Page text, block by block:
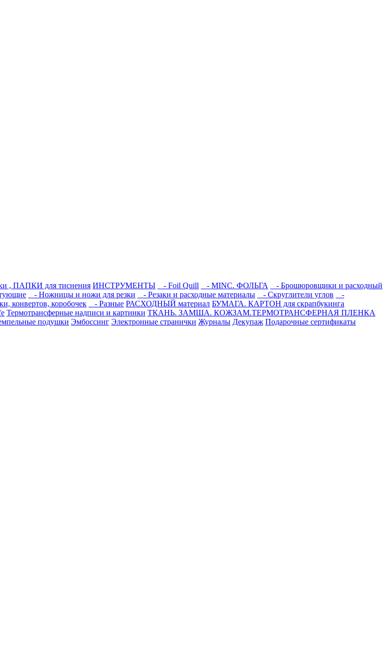
, ПАПКИ для тиснения ИНСТРУМЕНТЫ - Foil Quill - MINC. ФОЛЬГА
- Брошюровщики и расходный
- Ножницы и ножи для резки - Резаки и расходные материалы - Скруглители углов
-
конвертов, коробочек - Разные РАСХОДНЫЙ материал БУМАГА. КАРТОН для скрапбукинга
Термотрансферные надписи и картинки ТКАНЬ. ЗАМША. КОЖЗАМ.ТЕРМОТРАНСФЕРНАЯ ПЛЕНКА
подушки Эмбоссинг Электронные странички Журналы Декупаж Подарочные сертификаты